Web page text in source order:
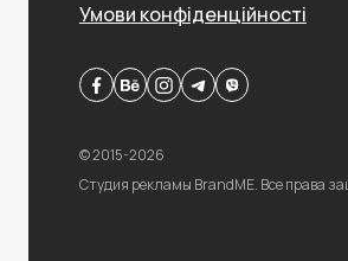
Умови конфіденційності
© 2015-2026
Студия рекламы BrandME. Все права